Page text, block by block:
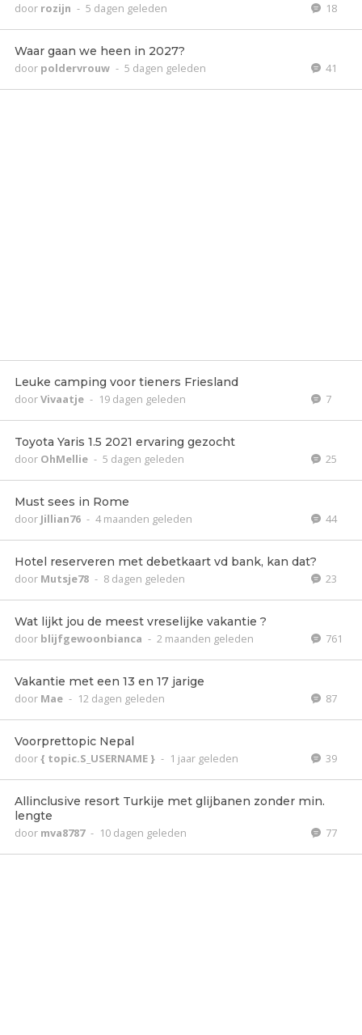
door rozijn - 5 dagen geleden 18
Waar gaan we heen in 2027?
door poldervrouw - 5 dagen geleden 41
Leuke camping voor tieners Friesland
doorVivaatje - 19 dagen geleden 7
Toyota Yaris 1.5 2021 ervaring gezocht
door OhMellie - 5 dagen geleden 25
Must sees in Rome
door Jillian76 - 4 maanden geleden 44
Hotel reserveren met debetkaart vd bank, kan dat?
door Mutsje78 - 8 dagen geleden 23
Wat lijkt jou de meest vreselijke vakantie ?
door blijfgewoonbianca - 2 maanden geleden 761
Vakantie met een 13 en 17 jarige
door Mae - 12 dagen geleden 87
Voorprettopic Nepal
door{ topic.S_USERNAME } - 1 jaar geleden 39
Allinclusive resort Turkije met glijbanen zonder min.
lengte
door mva8787 - 10 dagen geleden 77